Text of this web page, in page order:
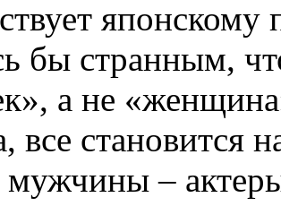
бы странным,
а не
все становится
– актеры